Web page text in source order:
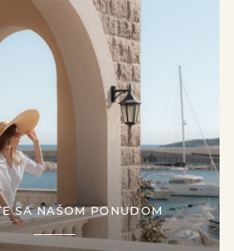
SA NAŠOM PONUDOM